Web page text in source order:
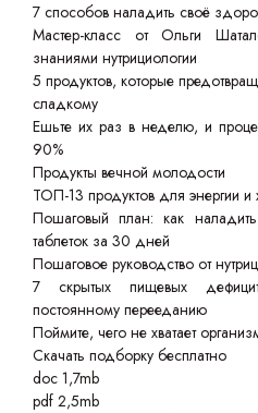
7 способов наладить своё
Мастер-класс от Ольги
знаниями нутрициологии
5 продуктов, которые
сладкому
Ешьте их раз в неделю, и
90%
Продукты вечной молодости
ТОП-13 продуктов для энергии и
Пошаговый план: как
таблеток за 30 дней
Пошаговое руководство от
7 скрытых пищевых
постоянному перееданию
Поймите, чего не хватает
Скачать подборку бесплатно
doc 1,7mb
pdf 2,5mb